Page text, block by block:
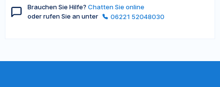
Brauchen Sie Hilfe? Chatten Sie online
oder rufen Sie an unter
06221 52048030